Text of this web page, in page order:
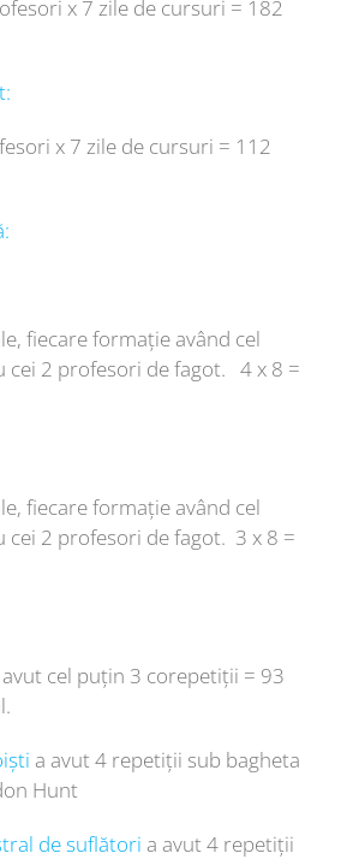
x 7 zile de cursuri = 182
x 7 zile de cursuri = 112
fiecare formație având cel
cei 2 profesori de fagot. 4 x 8 =
fiecare formație având cel
cei 2 profesori de fagot. 3 x 8 =
cel puțin 3 corepetiții = 93
a avut 4 repetiții sub bagheta
Hunt
de suflători a avut 4 repetiții